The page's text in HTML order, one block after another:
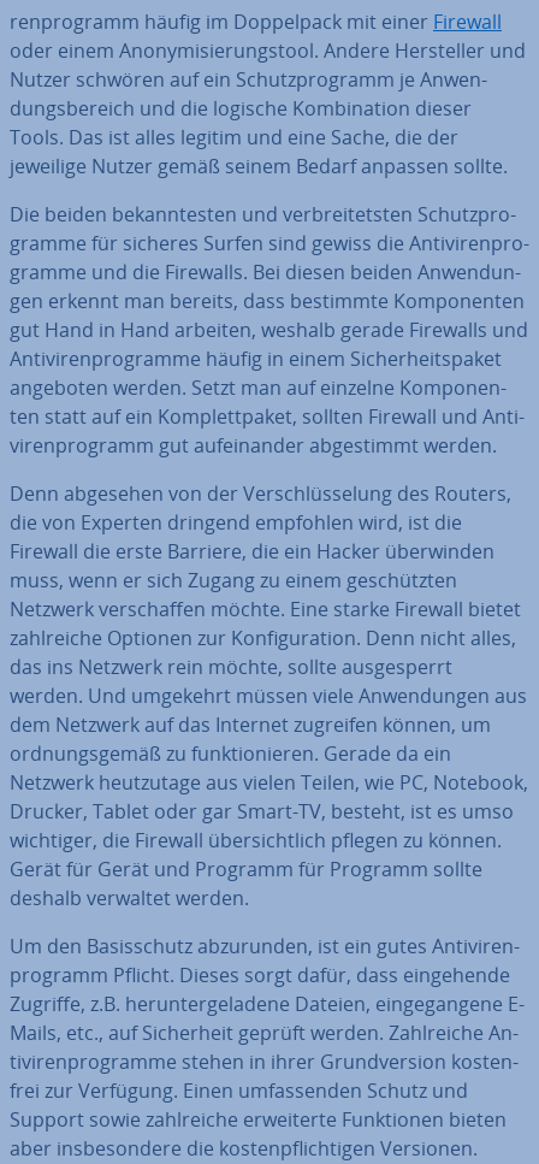
ren­pro­gramm häufig im Dop­pel­pack mit einer Firewall
oder einem An­ony­mi­sie­rungs­tool. Andere Her­stel­ler und
Nutzer schwören auf ein Schutz­pro­gramm je An­wen­
dungs­be­reich und die logische Kom­bi­na­ti­on dieser
Tools. Das ist alles legitim und eine Sache, die der
jeweilige Nutzer gemäß seinem Bedarf anpassen sollte.
Die beiden be­kann­tes­ten und ver­brei­tets­ten Schutz­pro­
gram­me für sicheres Surfen sind gewiss die An­ti­vi­ren­pro­
gram­me und die Firewalls. Bei diesen beiden An­wen­dun­
gen erkennt man bereits, dass bestimmte Kom­po­nen­ten
gut Hand in Hand arbeiten, weshalb gerade Firewalls und
An­ti­vi­ren­pro­gram­me häufig in einem Si­cher­heits­pa­ket
angeboten werden. Setzt man auf einzelne Kom­po­nen­
ten statt auf ein Kom­plett­pa­ket, sollten Firewall und An­ti­
vi­ren­pro­gramm gut auf­ein­an­der ab­ge­stimmt werden.
Denn abgesehen von der Ver­schlüs­se­lung des Routers,
die von Experten dringend empfohlen wird, ist die
Firewall die erste Barriere, die ein Hacker über­win­den
muss, wenn er sich Zugang zu einem ge­schütz­ten
Netzwerk ver­schaf­fen möchte. Eine starke Firewall bietet
zahl­rei­che Optionen zur Kon­fi­gu­ra­ti­on. Denn nicht alles,
das ins Netzwerk rein möchte, sollte aus­ge­sperrt
werden. Und umgekehrt müssen viele An­wen­dun­gen aus
dem Netzwerk auf das Internet zugreifen können, um
ord­nungs­ge­mäß zu funk­tio­nie­ren. Gerade da ein
Netzwerk heut­zu­ta­ge aus vielen Teilen, wie PC, Notebook,
Drucker, Tablet oder gar Smart-TV, besteht, ist es umso
wichtiger, die Firewall über­sicht­lich pflegen zu können.
Gerät für Gerät und Programm für Programm sollte
deshalb verwaltet werden.
Um den Ba­sis­schutz ab­zu­run­den, ist ein gutes An­ti­vi­ren­
pro­gramm Pflicht. Dieses sorgt dafür, dass ein­ge­hen­de
Zugriffe, z.B. her­un­ter­ge­la­de­ne Dateien, ein­ge­gan­ge­ne E-
Mails, etc., auf Si­cher­heit geprüft werden. Zahl­rei­che An­
ti­vi­ren­pro­gram­me stehen in ihrer Grund­ver­si­on kos­ten­
frei zur Verfügung. Einen um­fas­sen­den Schutz und
Support sowie zahl­rei­che er­wei­ter­te Funk­tio­nen bieten
aber ins­be­son­de­re die kos­ten­pflich­ti­gen Versionen.